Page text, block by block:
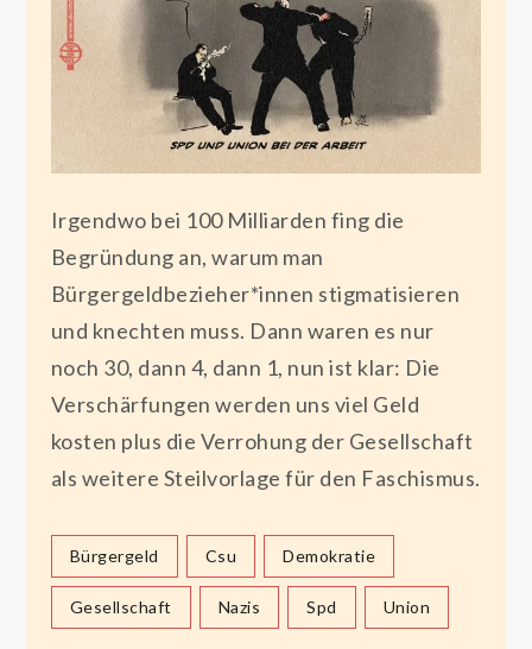
Irgendwo bei 100 Milliarden fing die
Begründung an, warum man
Bürgergeldbezieher*innen stigmatisieren
und knechten muss. Dann waren es nur
noch 30, dann 4, dann 1, nun ist klar: Die
Verschärfungen werden uns viel Geld
kosten plus die Verrohung der Gesellschaft
als weitere Steilvorlage für den Faschismus.
Bürgergeld Csu Demokratie
Gesellschaft Nazis Spd Union